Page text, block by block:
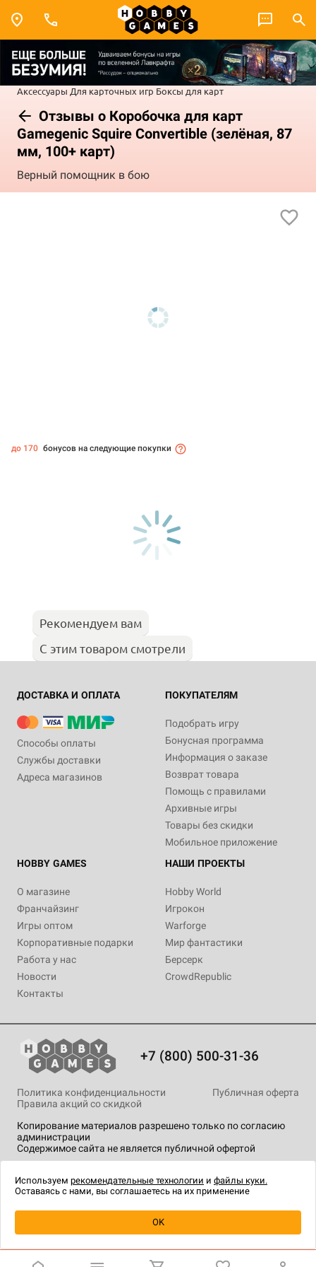
Аксессуары Для карточных игр Боксы для карт
Отзывы о Коробочка для карт
Gamegenic Squire Convertible (зелёная, 87
мм, 100+ карт)
Верный помощник в бою
Уведомить о наличии
до 170 бонусов на следующие покупки
Рекомендуем вам
С этим товаром смотрели
ДОСТАВКА И ОПЛАТА
Способы оплаты
Службы доставки
Адреса магазинов
ПОКУПАТЕЛЯМ
Подобрать игру
Бонусная программа
Информация о заказе
Возврат товара
Помощь с правилами
Архивные игры
Товары без скидки
Мобильное приложение
HOBBY GAMES
О магазине
Франчайзинг
Игры оптом
Корпоративные подарки
Работа у нас
Новости
Контакты
НАШИ ПРОЕКТЫ
Hobby World
Игрокон
Warforge
Мир фантастики
Берсерк
CrowdRepublic
+7 (800) 500-31-36
Копирование материалов разрешено только по согласию
администрации
Содержимое сайта не является публичной офертой
Политика конфиденциальности
Публичная оферта
Правила акций со скидкой
технологии.
Используем рекомендательные технологии и файлы куки.
Оставаясь с нами, вы соглашаетесь на их применение
OK